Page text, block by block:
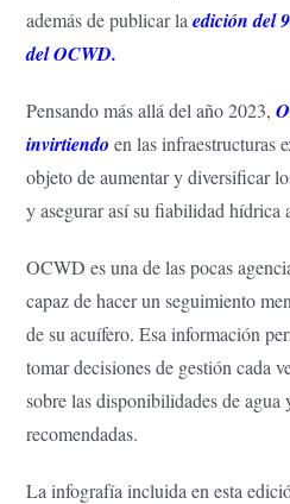
además de publicar laedición del
del OCWD.
Pensando más allá del año 2023,
invirtiendo en las infraestructuras
objeto de aumentar y diversificar
y asegurar así su fiabilidad hídrica
OCWD es una de las pocas
capaz de hacer un seguimiento
de su acuífero. Esa información
tomar decisiones de gestión cada
sobre las disponibilidades de agua
recomendadas.
La infografía incluida en esta